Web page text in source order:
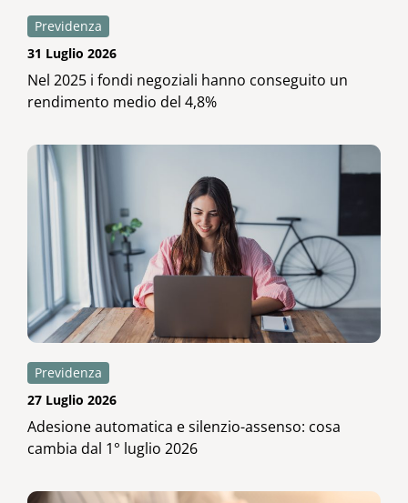
Previdenza
31 Luglio 2026
Nel 2025 i fondi negoziali hanno conseguito un
rendimento medio del 4,8%
Previdenza
27 Luglio 2026
Adesione automatica e silenzio-assenso: cosa
cambia dal 1° luglio 2026